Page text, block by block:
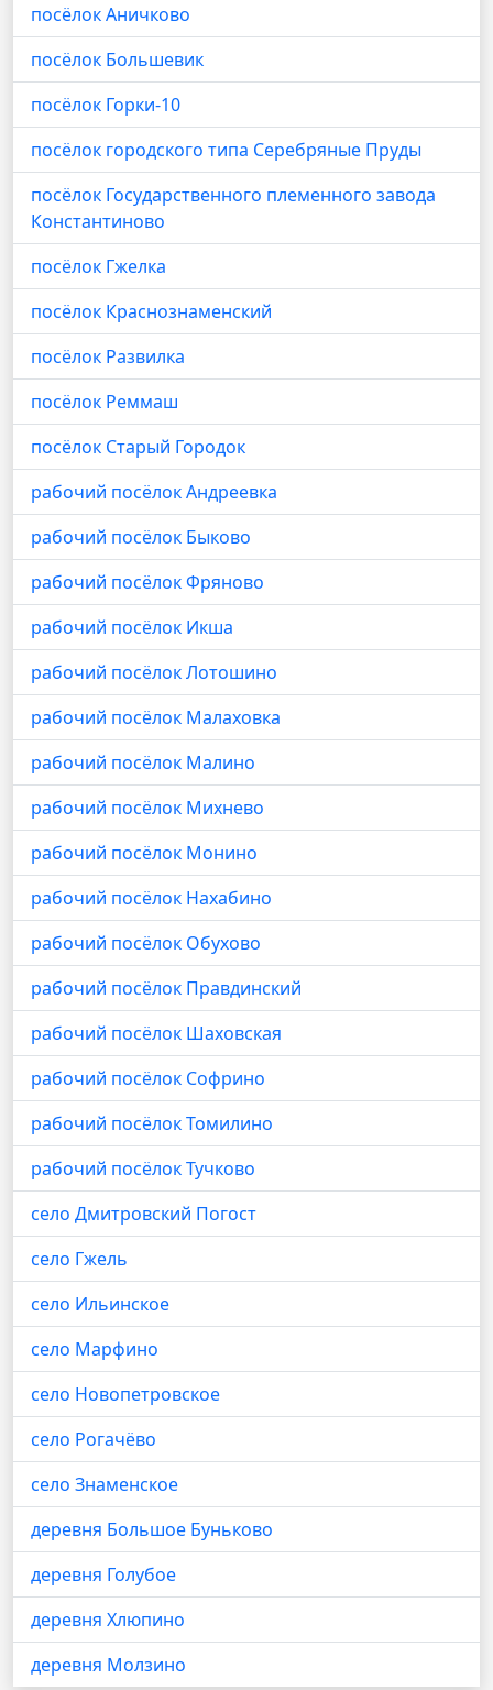
посёлок Аничково
посёлок Большевик
посёлок Горки-10
посёлок городского типа Серебряные Пруды
посёлок Государственного племенного завода
Константиново
посёлок Гжелка
посёлок Краснознаменский
посёлок Развилка
посёлок Реммаш
посёлок Старый Городок
рабочий посёлок Андреевка
рабочий посёлок Быково
рабочий посёлок Фряново
рабочий посёлок Икша
рабочий посёлок Лотошино
рабочий посёлок Малаховка
рабочий посёлок Малино
рабочий посёлок Михнево
рабочий посёлок Монино
рабочий посёлок Нахабино
рабочий посёлок Обухово
рабочий посёлок Правдинский
рабочий посёлок Шаховская
рабочий посёлок Софрино
рабочий посёлок Томилино
рабочий посёлок Тучково
село Дмитровский Погост
село Гжель
село Ильинское
село Марфино
село Новопетровское
село Рогачёво
село Знаменское
деревня Большое Буньково
деревня Голубое
деревня Хлюпино
деревня Молзино